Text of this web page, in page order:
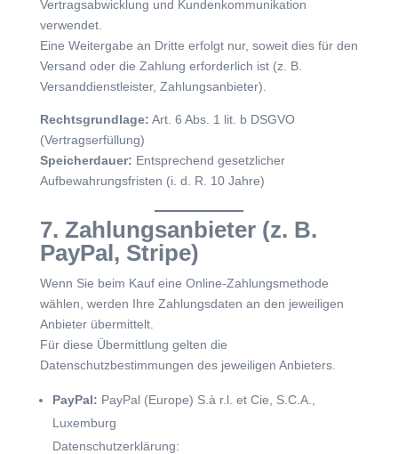
Vertragsabwicklung und Kundenkommunikation
verwendet.
Eine Weitergabe an Dritte erfolgt nur, soweit dies für den
Versand oder die Zahlung erforderlich ist (z. B.
Versanddienstleister, Zahlungsanbieter).
Rechtsgrundlage: Art. 6 Abs. 1 lit. b DSGVO
(Vertragserfüllung)
Speicherdauer: Entsprechend gesetzlicher
Aufbewahrungsfristen (i. d. R. 10 Jahre)
7. Zahlungsanbieter (z. B.
PayPal, Stripe)
Wenn Sie beim Kauf eine Online-Zahlungsmethode
wählen, werden Ihre Zahlungsdaten an den jeweiligen
Anbieter übermittelt.
Für diese Übermittlung gelten die
Datenschutzbestimmungen des jeweiligen Anbieters.
PayPal: PayPal (Europe) S.à r.l. et Cie, S.C.A.,
Luxemburg
Datenschutzerklärung: